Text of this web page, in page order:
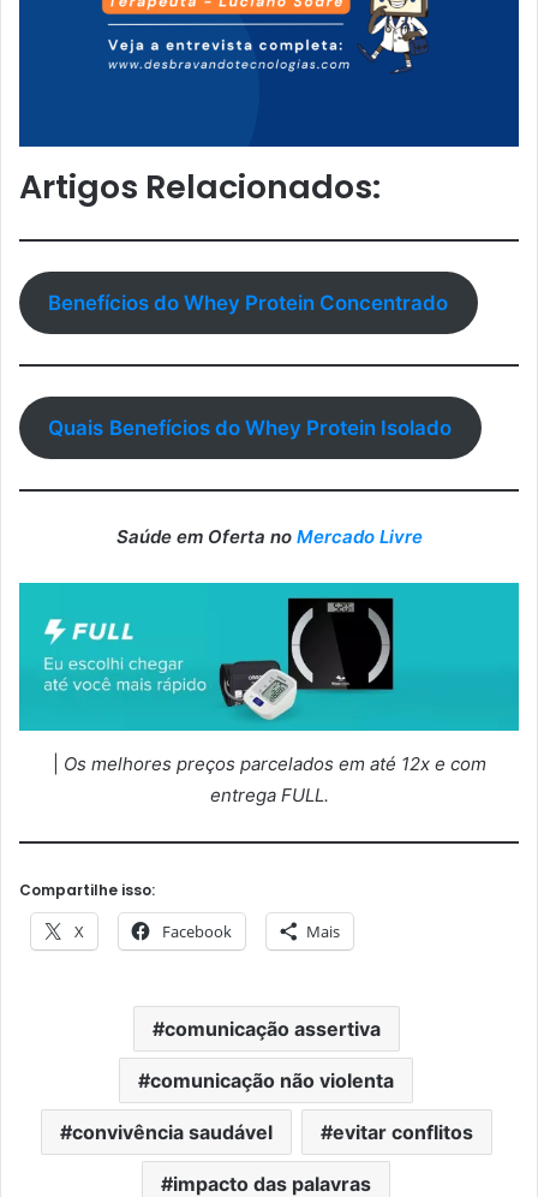
Artigos Relacionados:
Benefícios do Whey Protein Concentrado
Quais Benefícios do Whey Protein Isolado
Saúde em Oferta no Mercado Livre
Os melhores preços parcelados em até 12x e com
entrega FULL.
Compartilhe isso:
X Facebook Mais
comunicação assertiva
comunicação não violenta
convivência saudável evitar conflitos
impacto das palavras